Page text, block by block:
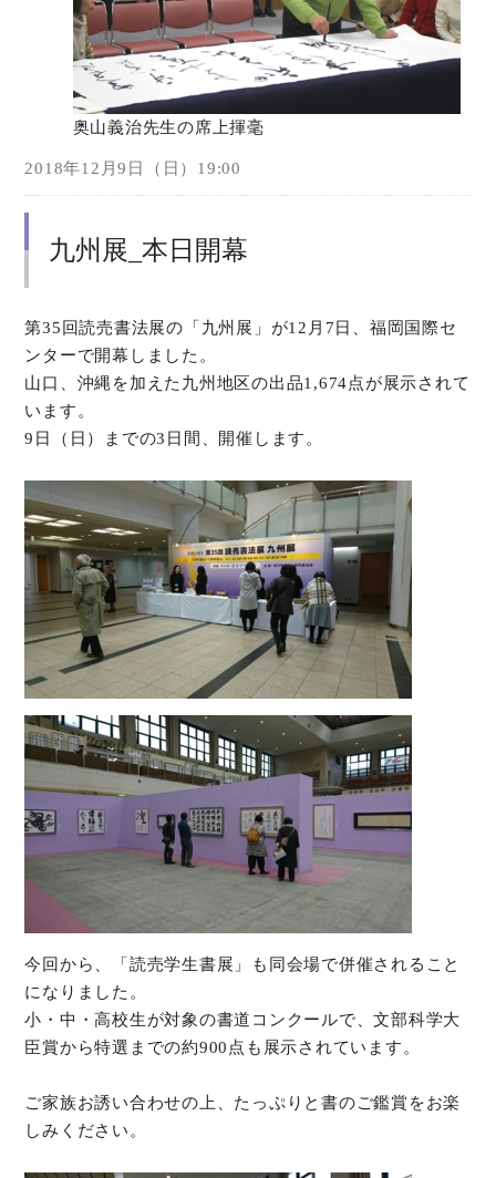
奥山義治先生の席上揮毫
2018年12月9日（日）19:00
九州展_本日開幕
第35回読売書法展の「九州展」が12月7日、福岡国際セ
ンターで開幕しました。
山口、沖縄を加えた九州地区の出品1,674点が展示されて
います。
9日（日）までの3日間、開催します。
今回から、「読売学生書展」も同会場で併催されること
になりました。
小・中・高校生が対象の書道コンクールで、文部科学大
臣賞から特選までの約900点も展示されています。
ご家族お誘い合わせの上、たっぷりと書のご鑑賞をお楽
しみください。